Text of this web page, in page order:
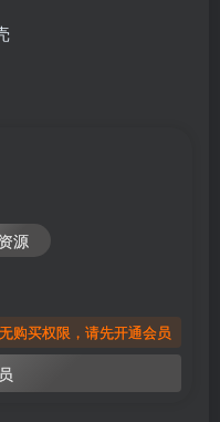
源
购买权限，请先开通会员